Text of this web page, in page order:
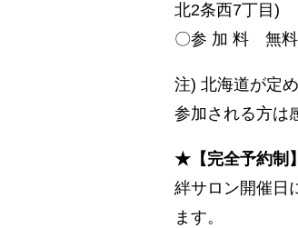
北2条西7丁目)
〇参 加 料 無料
注) 北海道が定
参加される方は
★【完全予約制
絆サロン開催日
ます。